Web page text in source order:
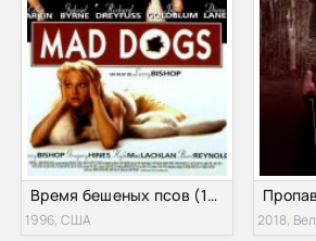
Время бешеных псов (1996)
1996, США 2018,